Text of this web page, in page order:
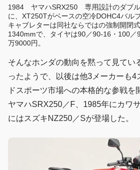
1984 ヤマハSRX250 専用設計のダブル
に、XT250Tがベースの空冷DOHC4バル
キャブレターは同社ならではの強制開閉
1340mmで、タイヤは90／90-16・100／
万9000円。
そんなホンダの動向を黙って見てい
ったようで、以後は他3メーカーも4
ドスポーツ市場への本格的な参戦を
ヤマハSRX250／F、1985年にカワ
にはスズキNZ250／Sが登場した。